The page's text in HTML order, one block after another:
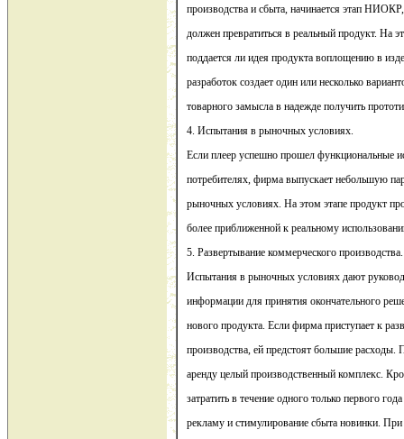
производства и сбыта, начинается этап
должен превратиться в реальный продукт. На
поддается ли идея продукта воплощению в
разработок создает один или несколько
товарного замысла в надежде получить
4. Испытания в рыночных условиях.
Если плеер успешно прошел функциональные
потребителях, фирма выпускает небольшую
рыночных условиях. На этом этапе продукт
более приближенной к реальному
5. Развертывание коммерческого производства.
Испытания в рыночных условиях дают
информации для принятия окончательного
нового продукта. Если фирма приступает к
производства, ей предстоят большие расходы.
аренду целый производственный комплекс.
затратить в течение одного только первого
рекламу и стимулирование сбыта новинки.